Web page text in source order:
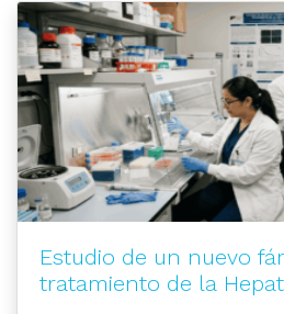
Estudio de un nuevo
tratamiento de la